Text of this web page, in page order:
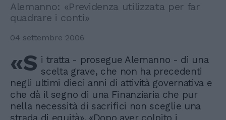
Alemanno: «Previdenza utilizzata per far
quadrare i conti»
04 settembre 2006
«S i tratta - prosegue Alemanno - di una
scelta grave, che non ha precedenti
negli ultimi dieci anni di attività governativa e
che dà il segno di una Finanziaria che pur
nella necessità di sacrifici non sceglie una